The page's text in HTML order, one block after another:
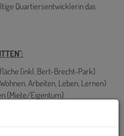
Quartiersentwicklerin das
(inkl. Bert-Brecht-Park)
Arbeiten, Leben, Lernen)
(Miete/Eigentum)
Kinderbetreuung sowie